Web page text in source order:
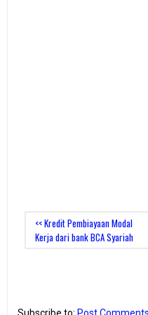
<< Kredit Pembiayaan Modal
Kerja dari bank BCA Syariah
Subscribe to: Post